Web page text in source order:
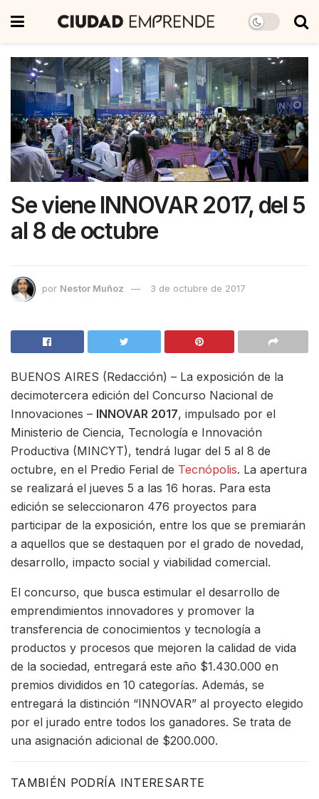
Se viene INNOVAR 2017, del 5
al 8 de octubre
por Nestor Muñoz 3 de octubre de 2017
BUENOS AIRES (Redacción) – La exposición de la
decimotercera edición del Concurso Nacional de
Innovaciones – INNOVAR 2017, impulsado por el
Ministerio de Ciencia, Tecnología e Innovación
Productiva (MINCYT), tendrá lugar del 5 al 8 de
octubre, en el Predio Ferial de Tecnópolis. La apertura
se realizará el jueves 5 a las 16 horas. Para esta
edición se seleccionaron 476 proyectos para
participar de la exposición, entre los que se premiarán
a aquellos que se destaquen por el grado de novedad,
desarrollo, impacto social y viabilidad comercial.
El concurso, que busca estimular el desarrollo de
emprendimientos innovadores y promover la
transferencia de conocimientos y tecnología a
productos y procesos que mejoren la calidad de vida
de la sociedad, entregará este año $1.430.000 en
premios divididos en 10 categorías. Además, se
entregará la distinción “INNOVAR” al proyecto elegido
por el jurado entre todos los ganadores. Se trata de
una asignación adicional de $200.000.
TAMBIÉN PODRÍA INTERESARTE